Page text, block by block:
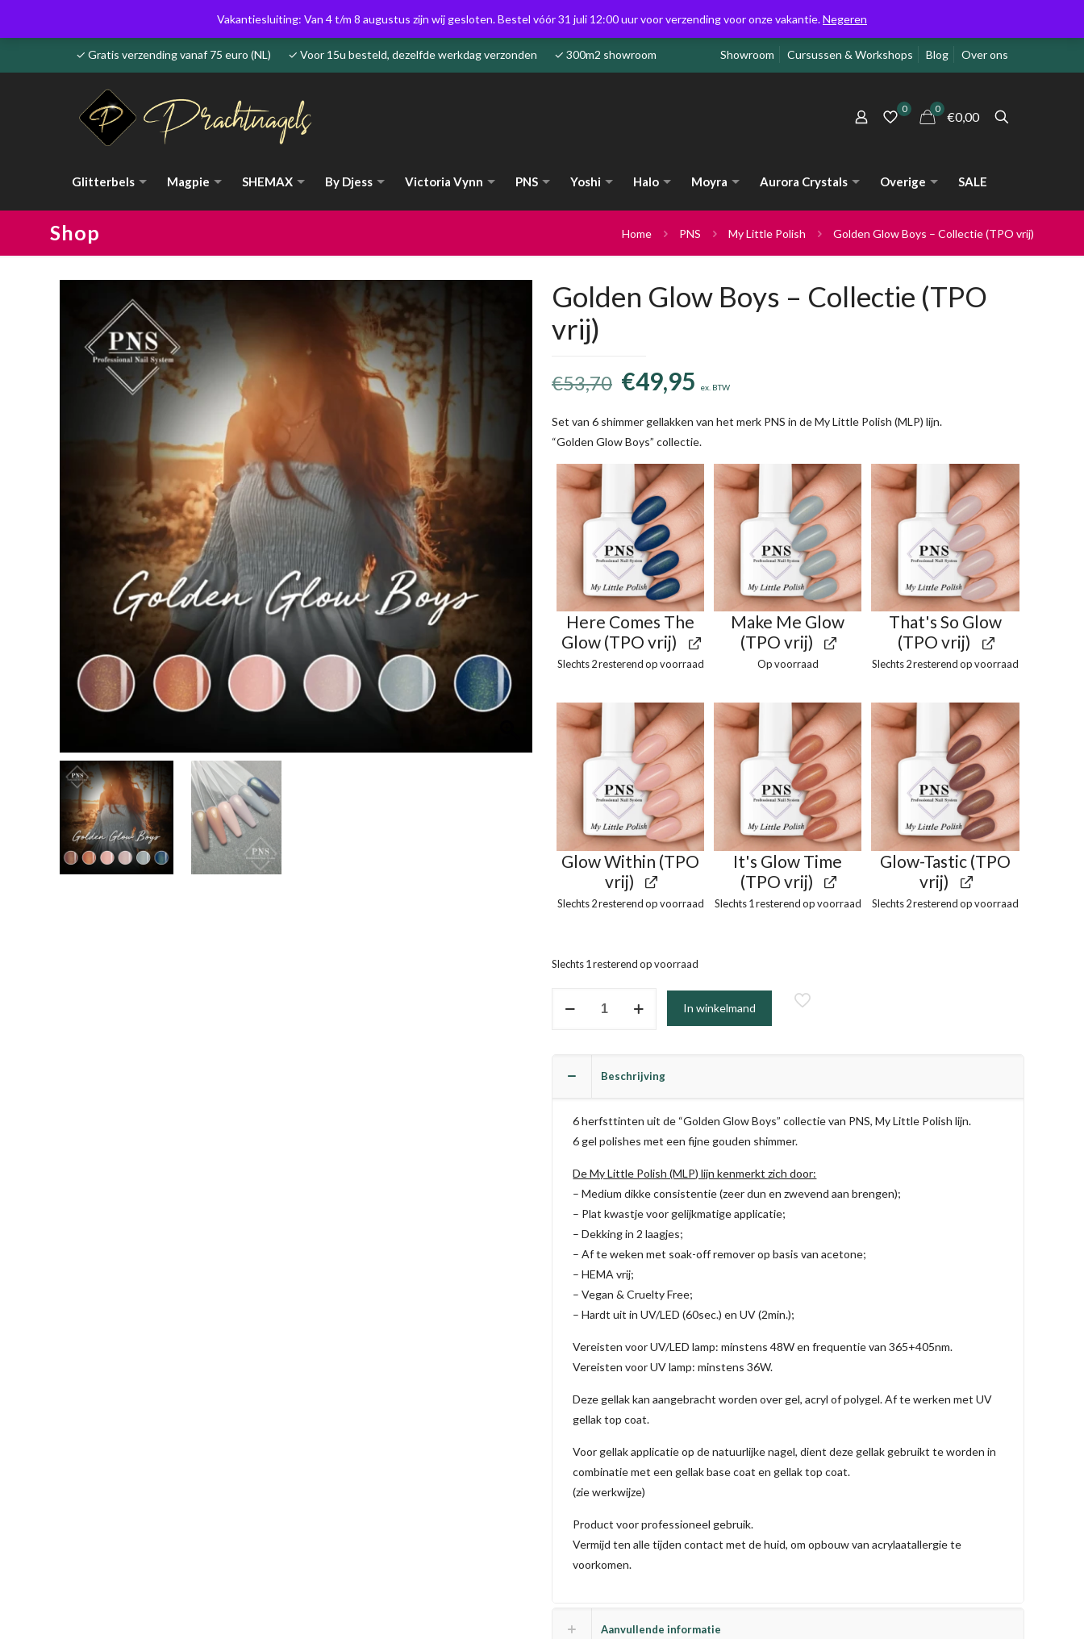
✓ Gratis verzending vanaf 75 euro (NL) ✓ Voor 15u besteld, dezelfde werkdag verzonden ✓ 300m2 showroom Showroom Cursussen & Workshops Blog Over ons
0 0
€0,00
Glitterbels Magpie SHEMAX By Djess Victoria Vynn PNS Yoshi Halo Moyra Aurora Crystals Overige SALE
Shop Home PNS My Little Polish Golden Glow Boys – Collectie (TPO vrij)
Golden Glow Boys – Collectie (TPO
vrij)
€53,70 Oorspronkelijke
was:
€53,70.
€49,95 Huidige
is:
€49,95.
ex. BTW
Set van 6 shimmer gellakken van het merk PNS in de My Little Polish (MLP) lijn.
“Golden Glow Boys” collectie.
Here Comes The
Glow (TPO vrij)
Slechts 2 resterend op voorraad
Make Me Glow
(TPO vrij)
Op voorraad
That's So Glow
(TPO vrij)
Slechts 2 resterend op voorraad
Glow Within (TPO
vrij)
Slechts 2 resterend op voorraad
It's Glow Time
(TPO vrij)
Slechts 1 resterend op voorraad
Glow-Tastic (TPO
vrij)
Slechts 2 resterend op voorraad
Slechts 1 resterend op voorraad
Collectie
aantal
In winkelmand
Beschrijving
6 herfsttinten uit de “Golden Glow Boys” collectie van PNS, My Little Polish lijn.
6 gel polishes met een fijne gouden shimmer.
De My Little Polish (MLP) lijn kenmerkt zich door:
– Medium dikke consistentie (zeer dun en zwevend aan brengen);
– Plat kwastje voor gelijkmatige applicatie;
– Dekking in 2 laagjes;
– Af te weken met soak-off remover op basis van acetone;
– HEMA vrij;
– Vegan & Cruelty Free;
– Hardt uit in UV/LED (60sec.) en UV (2min.);
Vereisten voor UV/LED lamp: minstens 48W en frequentie van 365+405nm.
Vereisten voor UV lamp: minstens 36W.
Deze gellak kan aangebracht worden over gel, acryl of polygel. Af te werken met UV
gellak top coat.
Voor gellak applicatie op de natuurlijke nagel, dient deze gellak gebruikt te worden in
combinatie met een gellak base coat en gellak top coat.
(zie werkwijze)
Product voor professioneel gebruik.
Vermijd ten alle tijden contact met de huid, om opbouw van acrylaatallergie te
voorkomen.
Aanvullende informatie
Vakantiesluiting: Van 4 t/m 8 augustus zijn wij gesloten. Bestel vóór 31 juli 12:00 uur voor verzending voor onze vakantie.Negeren